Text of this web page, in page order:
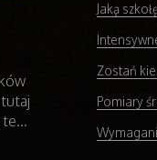
Jaką
Zostań
Pomiary